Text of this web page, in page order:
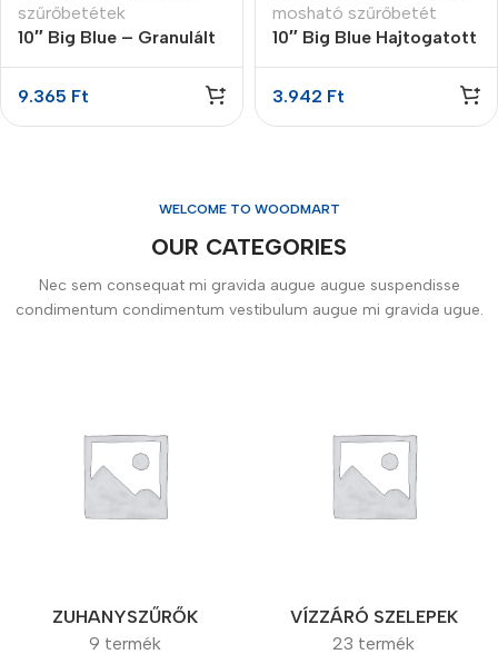
szűrőbetétek
10″ Big Blue – Granulált
aktívszén szűrőbetét
9.365 Ft
mosható szűrőbetét
10″ Big Blue Hajtogatott
szűrőbetét 5 micron
3.942 Ft
WELCOME TO WOODMART
OUR CATEGORIES
Nec sem consequat mi gravida augue augue suspendisse
condimentum condimentum vestibulum augue mi gravida ugue.
ZUHANYSZŰRŐK
9 termék
VÍZZÁRÓ SZELEPEK
23 termék